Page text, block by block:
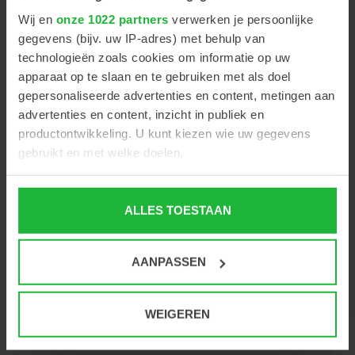
Wij en onze 1022 partners verwerken je persoonlijke
gegevens (bijv. uw IP-adres) met behulp van
technologieën zoals cookies om informatie op uw
apparaat op te slaan en te gebruiken met als doel
gepersonaliseerde advertenties en content, metingen aan
advertenties en content, inzicht in publiek en
productontwikkeling. U kunt kiezen wie uw gegevens
gebruikt en met welke doelen.
Als u het toestaat, willen we ook graag:
Informatie verzamelen over uw geografische locatie,
die tot een paar meter nauwkeurig kan zijn
op specifieke eigenschappen (fingerprinting)
Lees meer over hoe uw persoonlijke gegevens worden
verwerkt en stel uw voorkeuren in het
intrekken in de Cookieverklaring.
ALLES TOESTAAN
AANPASSEN
WEIGEREN
De testafstand is 40 cm.
Let op: gepolariseerde brillen worden apart geleverd
en zijn niet inbegrepen bij deze test.
Gerelateerde producten